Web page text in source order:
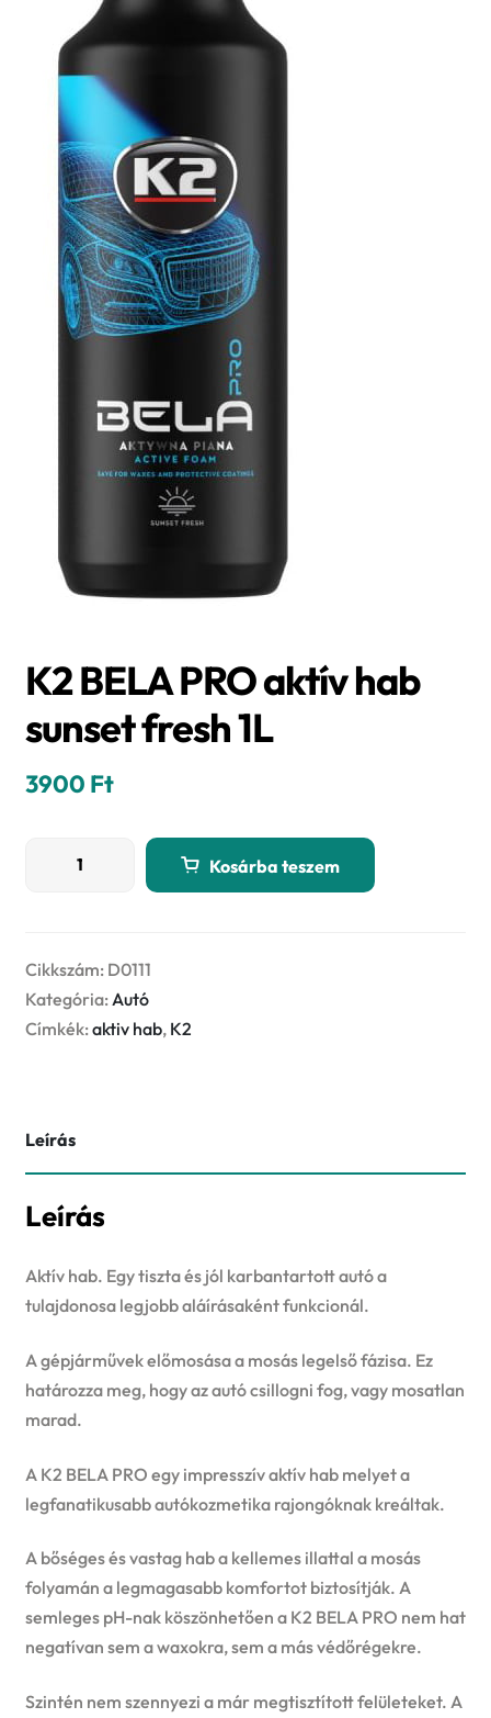
K2 BELA PRO aktív hab
sunset fresh 1L
3900 Ft
hab
sunset
fresh
Kosárba teszem
Cikkszám: D0111
Kategória: Autó
Címkék:aktiv hab, K2
Leírás
Leírás
Aktív hab. Egy tiszta és jól karbantartott autó a
tulajdonosa legjobb aláírásaként funkcionál.
A gépjárművek előmosása a mosás legelső fázisa. Ez
határozza meg, hogy az autó csillogni fog, vagy mosatlan
marad.
A K2 BELA PRO egy impresszív aktív hab melyet a
legfanatikusabb autókozmetika rajongóknak kreáltak.
A bőséges és vastag hab a kellemes illattal a mosás
folyamán a legmagasabb komfortot biztosítják. A
semleges pH-nak köszönhetően a K2 BELA PRO nem hat
negatívan sem a waxokra, sem a más védőrégekre.
Szintén nem szennyezi a már megtisztított felületeket. A